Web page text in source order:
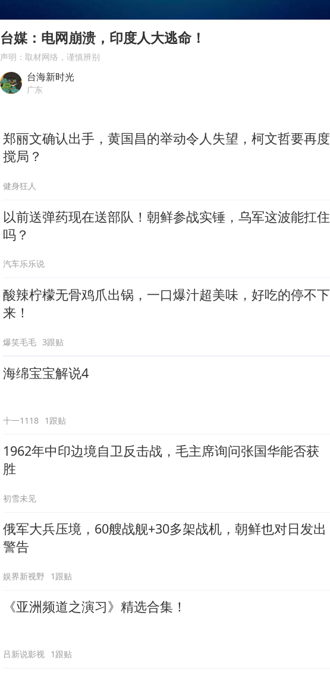
全民健身事业高质量发展
台当局重金为“台独”织“皇帝新衣”
乐享全民健身 共筑健康中国
台媒：电网崩溃，印度人大逃命！
声明：取材网络，谨慎辨别
台海新时光
广东
郑丽文确认出手，黄国昌的举动令人失望，柯文哲要再度
搅局？
健身狂人
以前送弹药现在送部队！朝鲜参战实锤，乌军这波能扛住
吗？
汽车乐乐说
酸辣柠檬无骨鸡爪出锅，一口爆汁超美味，好吃的停不下
来！
爆笑毛毛 3跟贴
海绵宝宝解说4
十一1118 1跟贴
1962年中印边境自卫反击战，毛主席询问张国华能否获
胜
初雪未见
俄军大兵压境，60艘战舰+30多架战机，朝鲜也对日发出
警告
娱界新视野 1跟贴
《亚洲频道之演习》精选合集！
吕新说影视 1跟贴